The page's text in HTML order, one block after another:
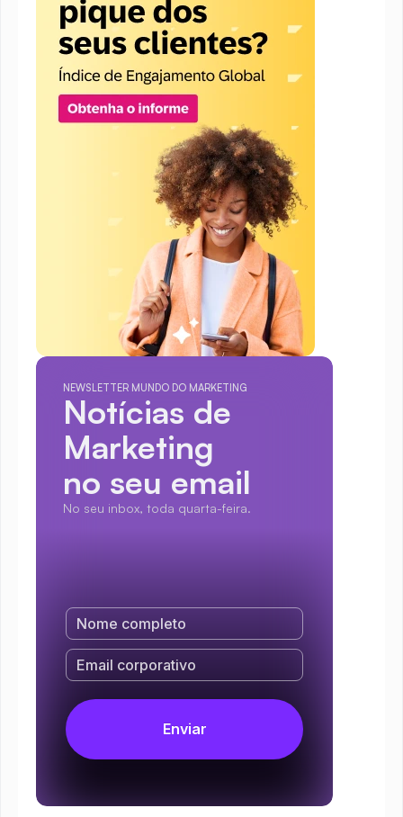
NEWSLETTER MUNDO DO MARKETING
Notícias de
Marketing
no seu email
No seu inbox, toda quarta-feira.